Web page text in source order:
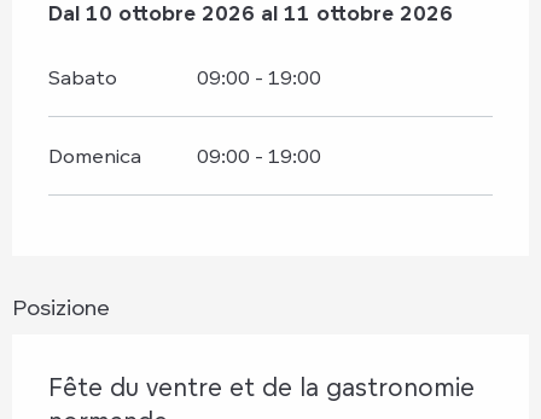
Dal 10 ottobre 2026 al 11 ottobre 2026
Dal 10 ottobre 2026 al 11 ottobre 2026
Sabato 09:00 - 19:00
Domenica 09:00 - 19:00
Posizione
Fête du ventre et de la gastronomie